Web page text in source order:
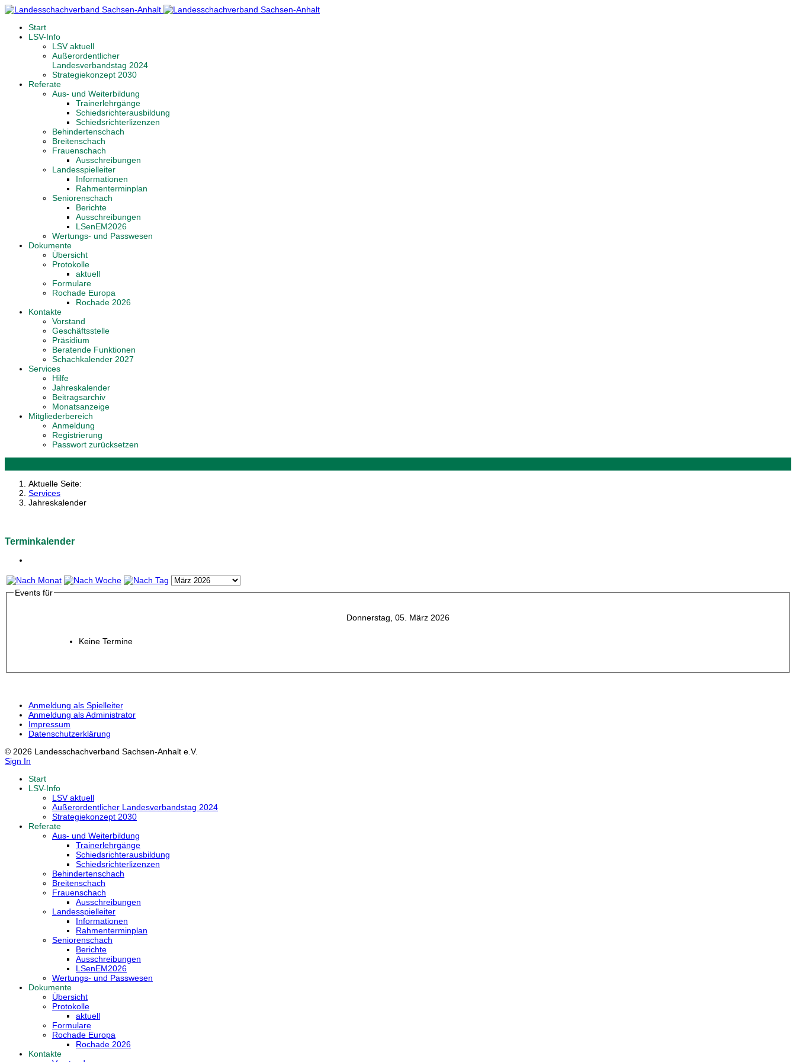
Start
LSV-Info
LSV aktuell
Außerordentlicher
Landesverbandstag 2024
Strategiekonzept 2030
Referate
Aus- und Weiterbildung
Trainerlehrgänge
Schiedsrichterausbildung
Schiedsrichterlizenzen
Behindertenschach
Breitenschach
Frauenschach
Ausschreibungen
Landesspielleiter
Informationen
Rahmenterminplan
Seniorenschach
Berichte
Ausschreibungen
LSenEM2026
Wertungs- und Passwesen
Dokumente
Übersicht
Protokolle
aktuell
Formulare
Rochade Europa
Rochade 2026
Kontakte
Vorstand
Geschäftsstelle
Präsidium
Beratende Funktionen
Schachkalender 2027
Services
Hilfe
Jahreskalender
Beitragsarchiv
Monatsanzeige
Mitgliederbereich
Anmeldung
Registrierung
Passwort zurücksetzen
Aktuelle Seite:
Services
Jahreskalender
Terminkalender
Events für
Donnerstag, 05. März 2026
Keine Termine
Anmeldung als Spielleiter
Anmeldung als Administrator
Impressum
Datenschutzerklärung
© 2026 Landesschachverband Sachsen-Anhalt e.V.
Sign In
Start
LSV-Info
LSV aktuell
Außerordentlicher Landesverbandstag 2024
Strategiekonzept 2030
Referate
Aus- und Weiterbildung
Trainerlehrgänge
Schiedsrichterausbildung
Schiedsrichterlizenzen
Behindertenschach
Breitenschach
Frauenschach
Ausschreibungen
Landesspielleiter
Informationen
Rahmenterminplan
Seniorenschach
Berichte
Ausschreibungen
LSenEM2026
Wertungs- und Passwesen
Dokumente
Übersicht
Protokolle
aktuell
Formulare
Rochade Europa
Rochade 2026
Kontakte